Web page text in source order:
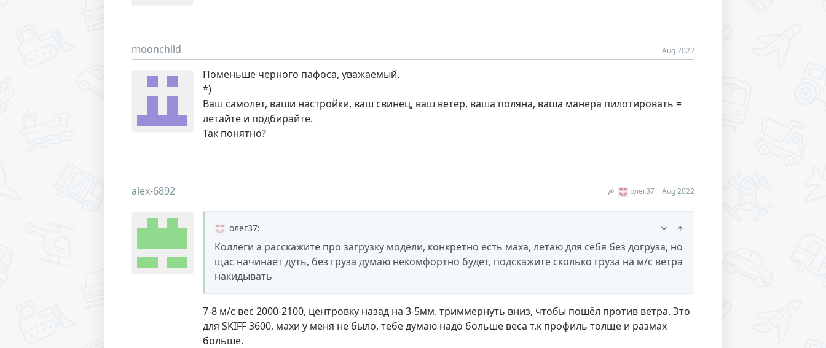
moonchild Aug 2022
Поменьше черного пафоса, уважаемый.
*)
Ваш самолет, ваши настройки, ваш свинец, ваш ветер, ваша поляна, ваша манера пилотировать =
летайте и подбирайте.
Так понятно?
alex-6892 олег37 Aug 2022
олег37:
Коллеги а расскажите про загрузку модели, конкретно есть маха, летаю для себя без догруза, но
щас начинает дуть, без груза думаю некомфортно будет, подскажите сколько груза на м/с ветра
накидывать
7-8 м/с вес 2000-2100, центровку назад на 3-5мм. триммернуть вниз, чтобы пошёл против ветра. Это
для SKIFF 3600, махи у меня не было, тебе думаю надо больше веса т.к профиль толще и размах
больше.